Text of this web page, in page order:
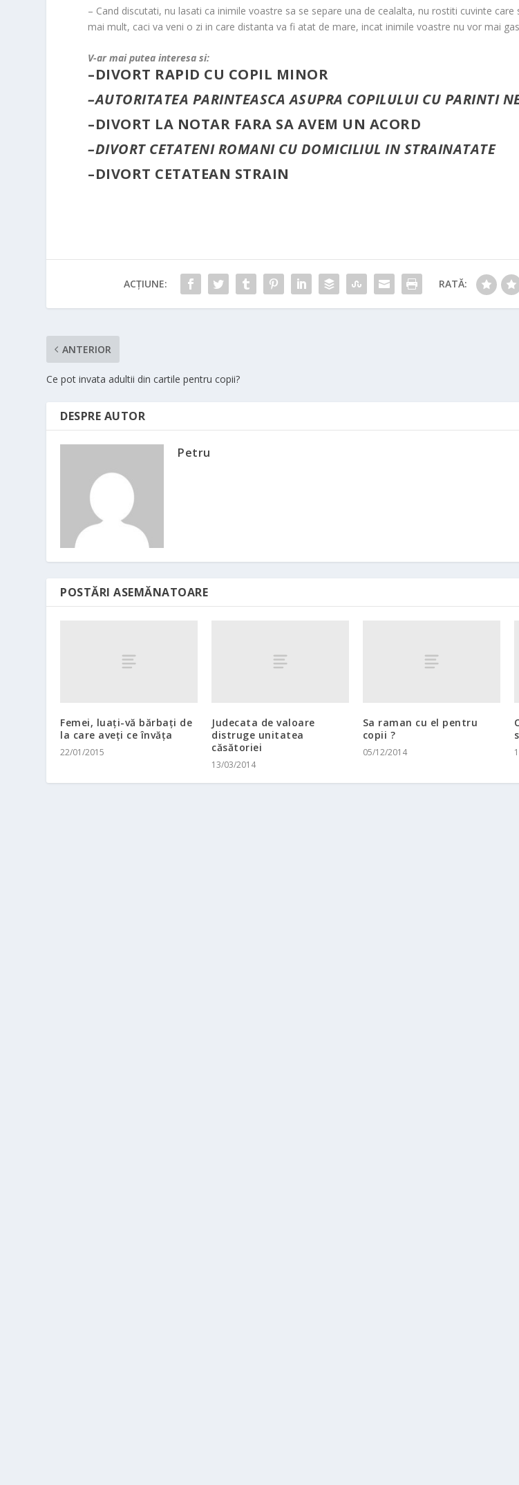
– Cand discutati, nu lasati ca inimile voastre sa se separe una de cealalta, nu rostiti cuvinte care
mai mult, caci va veni o zi in care distanta va fi atat de mare, incat inimile voastre nu vor mai
V-ar mai putea interesa si:
–DIVORT RAPID CU COPIL MINOR
–AUTORITATEA PARINTEASCA ASUPRA COPILULUI CU PARINTI
–DIVORT LA NOTAR FARA SA AVEM UN ACORD
–DIVORT CETATENI ROMANI CU DOMICILIUL IN STRAINATATE
–DIVORT CETATEAN STRAIN
ACȚIUNE: RATĂ:
ANTERIOR
Ce pot invata adultii din cartile pentru copii?
DESPRE AUTOR
Petru
POSTĂRI ASEMĂNATOARE
Femei, luaţi-vă bărbaţi de
la care aveţi ce învăţa
22/01/2015
Judecata de valoare
distruge unitatea
căsătoriei
13/03/2014
Sa raman cu el pentru
copii ?
05/12/2014